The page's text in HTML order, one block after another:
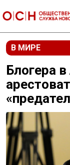
В МИРЕ
Блогера